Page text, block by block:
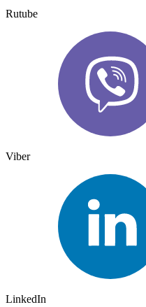
Rutube
Viber
LinkedIn